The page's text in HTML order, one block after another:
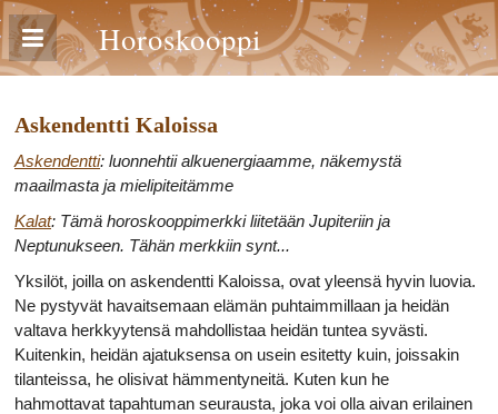
Horoskooppi
Askendentti Kaloissa
Askendentti: luonnehtii alkuenergiaamme, näkemystä
maailmasta ja mielipiteitämme
Kalat: Tämä horoskooppimerkki liitetään Jupiteriin ja
Neptunukseen. Tähän merkkiin synt...
Yksilöt, joilla on askendentti Kaloissa, ovat yleensä hyvin luovia.
Ne pystyvät havaitsemaan elämän puhtaimmillaan ja heidän
valtava herkkyytensä mahdollistaa heidän tuntea syvästi.
Kuitenkin, heidän ajatuksensa on usein esitetty kuin, joissakin
tilanteissa, he olisivat hämmentyneitä. Kuten kun he
hahmottavat tapahtuman seurausta, joka voi olla aivan erilainen